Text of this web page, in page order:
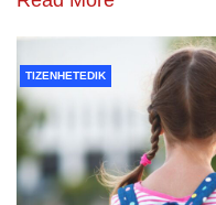
TIZENHETEDIK